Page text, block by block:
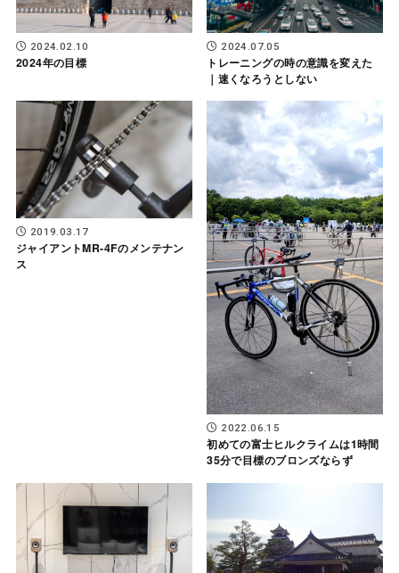
2024.02.10
2024年の目標
2024.07.05
トレーニングの時の意識を変えた
｜速くなろうとしない
2019.03.17
ジャイアントMR-4Fのメンテナン
ス
2022.06.15
初めての富士ヒルクライムは1時間
35分で目標のブロンズならず